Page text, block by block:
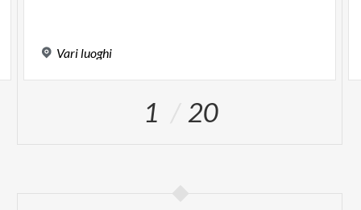
Ore 21.05
Gens D’Ys Collettivo Danze Irlandesi
Variluoghi
1 20